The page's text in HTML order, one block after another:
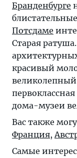
Бранденбурге
Потсдаме
Старая ратуша.
красивый
великолепный
дома-музеи
Вас также
Франция,
Самые